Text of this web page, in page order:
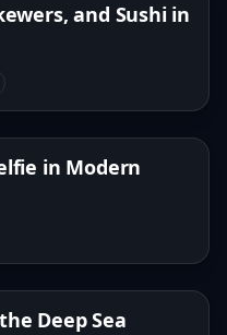
and Sushi in
in Modern
Deep Sea